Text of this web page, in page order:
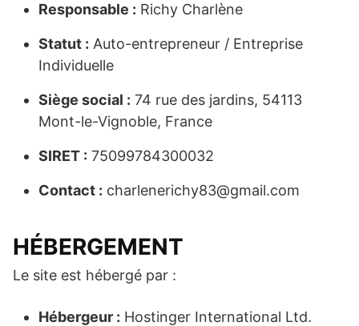
Responsable : Richy Charlène
Statut : Auto-entrepreneur / Entreprise
Individuelle
Siège social : 74 rue des jardins, 54113
Mont-le-Vignoble, France
SIRET : 75099784300032
Contact : charlenerichy83@gmail.com
HÉBERGEMENT
Le site est hébergé par :
Hébergeur : Hostinger International Ltd.